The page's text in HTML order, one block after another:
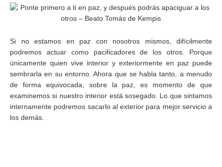
Si no estamos en paz con nosotros mismos, difícilmente
podremos actuar como pacificadores de los otros. Porque
únicamente quien vive interior y exteriormente en paz puede
sembrarla en su entorno. Ahora que se habla tanto, a menudo
de forma equivocada, sobre la paz, es momento de que
examinemos si nuestro interior está sosegado. Lo que sintamos
internamente podremos sacarlo al exterior para mejor servicio a
los demás.